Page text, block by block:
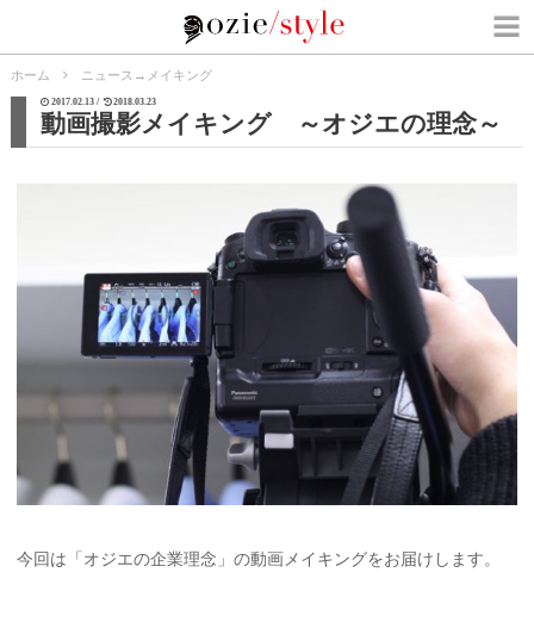
ホーム ニュース → メイキング
2017.02.13 / 2018.03.23
動画撮影メイキング ～オジエの理念～
今回は「オジエの企業理念」の動画メイキングをお届けします。